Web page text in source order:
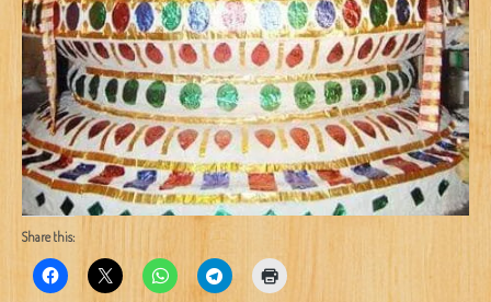
Share this: